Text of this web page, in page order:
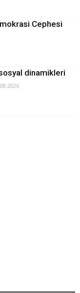
Cephesi
dinamikleri